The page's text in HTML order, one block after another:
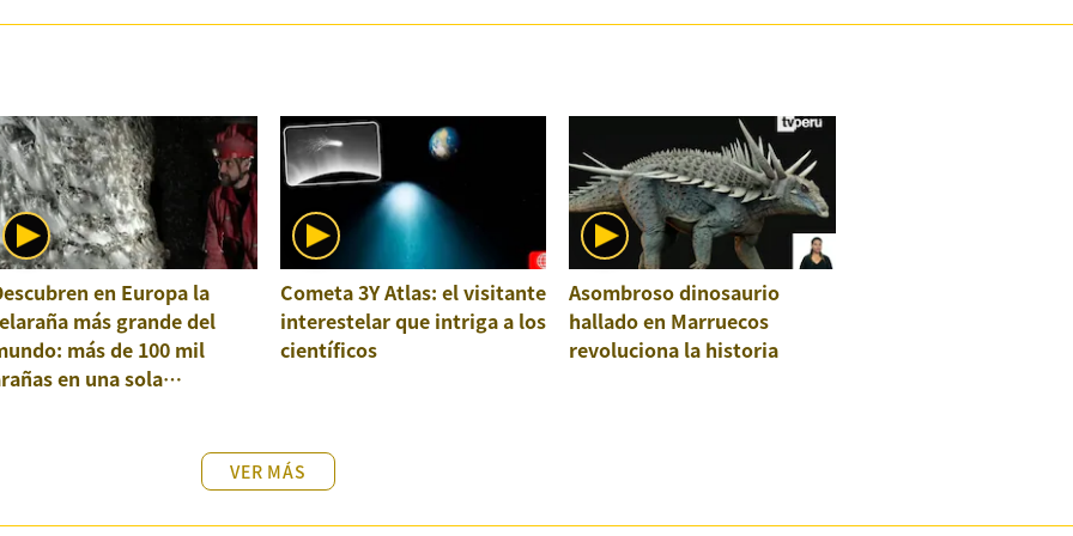
en Europa la
más grande del
más de 100 mil
en una sola
Cometa 3Y Atlas: el visitante
interestelar que intriga a los
científicos
Asombroso dinosaurio
hallado en Marruecos
revoluciona la historia
VER MÁS